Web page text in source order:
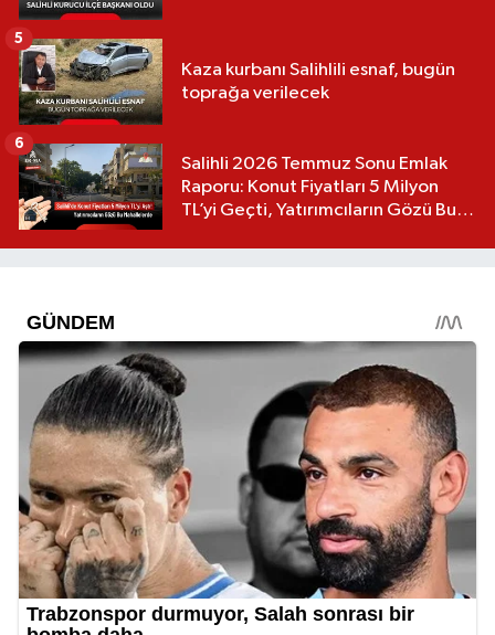
Kaza kurbanı Salihlili esnaf, bugün
toprağa verilecek
5
Salihli 2026 Temmuz Sonu Emlak
Raporu: Konut Fiyatları 5 Milyon
TL’yi Geçti, Yatırımcıların Gözü Bu
6